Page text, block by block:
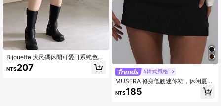
Bijouette 大尺碼休閒可愛日系純色針
織荷葉邊裙襬裙，下背鬆緊腰，甜美
適合外出與辦公室，黑色秋季
NT$207 #韓式風格
MUSERA 修身低腰迷你裙，休闲夏季
日常穿着，优雅可爱，适合度假、秋
季、办公室、工作场合、派对等各种
NT$185